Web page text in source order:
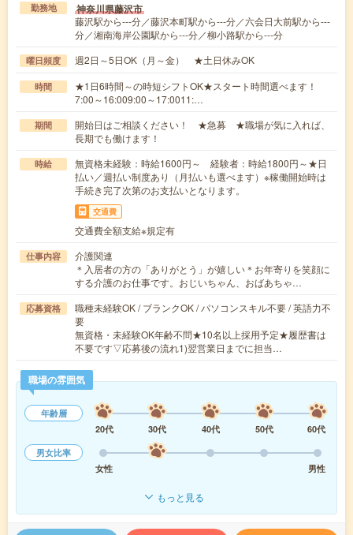
勤務地 神奈川県藤沢市
藤沢駅から---分／藤沢本町駅から---分／六会日大前駅から---
分／湘南海岸公園駅から---分／柳小路駅から---分
曜日頻度 週2日～5日OK（月～金） ★土日休みOK
時間
★1日6時間～の時短シフトOK★スタート時間選べます！
7:00～16:009:00～17:0011:…
期間
開始日はご相談ください！ ★急募 ★職場が気に入れば、
長期でも働けます！
時給
無資格未経験：時給1600円～ 経験者：時給1800円～★日
払い／週払い制度あり（月払いも選べます）※稼働開始時は
手続き完了次第のお支払いとなります。
交通費
交通費全額支給※規定有
仕事内容
介護関連
＊入居者の方の「ありがとう」が嬉しい＊お年寄りを笑顔に
する介護のお仕事です。おじいちゃん、おばあちゃ…
応募資格
職種未経験OK / ブランクOK / パソコンスキル不要 / 英語力不
要
無資格・未経験OK年齢不問★10名以上採用予定★履歴書は
不要です▽応募後の流れ1)翌営業日までに担当…
職場の雰囲気
年齢層
20代
30代 40代 50代
60代
男女比率
女性
男性
もっと見る